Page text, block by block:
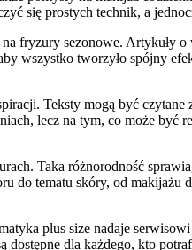
się prostych technik, a
fryzury sezonowe. Artykuły
wszystko tworzyło spójny
Teksty mogą być
lecz na tym, co może być
Taka różnorodność
do tematu skóry, od
plus size nadaje
dla każdego, kto